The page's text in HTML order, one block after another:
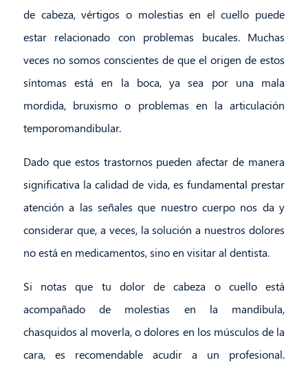
de cabeza, vértigos o molestias en el cuello puede
estar relacionado con problemas bucales. Muchas
veces no somos conscientes de que el origen de estos
síntomas está en la boca, ya sea por una mala
mordida, bruxismo o problemas en la articulación
temporomandibular.
Dado que estos trastornos pueden afectar de manera
significativa la calidad de vida, es fundamental prestar
atención a las señales que nuestro cuerpo nos da y
considerar que, a veces, la solución a nuestros dolores
no está en medicamentos, sino en visitar al dentista.
Si notas que tu dolor de cabeza o cuello está
acompañado de molestias en la mandíbula,
chasquidos al moverla, o dolores en los músculos de la
cara, es recomendable acudir a un profesional.